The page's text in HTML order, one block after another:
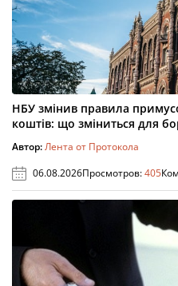
НБУ змінив правила
коштів: що зміниться для
Автор:Лента от Протокола
06.08.2026Просмотров:405